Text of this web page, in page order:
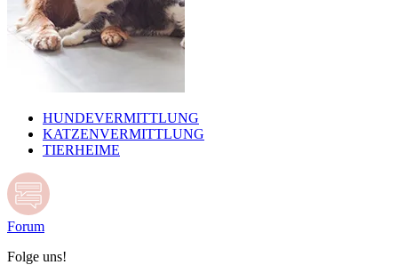
HUNDEVERMITTLUNG
KATZENVERMITTLUNG
TIERHEIME
Forum
Folge uns!